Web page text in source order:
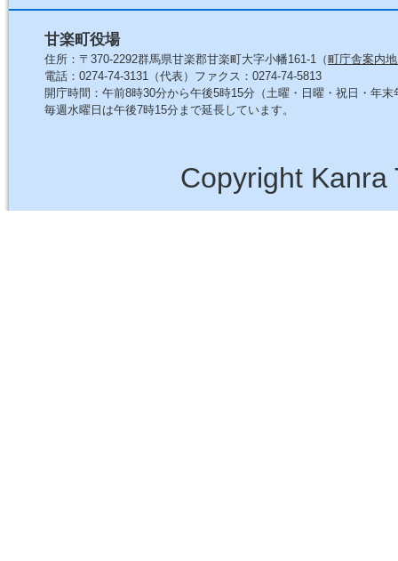
甘楽町役場
住所：〒370-2292群馬県甘楽郡甘楽町大字小幡161-1（町庁舎案内
電話：0274-74-3131（代表）ファクス：0274-74-5813
開庁時間：午前8時30分から午後5時15分（土曜・日曜・祝日・年末
毎週水曜日は午後7時15分まで延長しています。
Copyright Kanra